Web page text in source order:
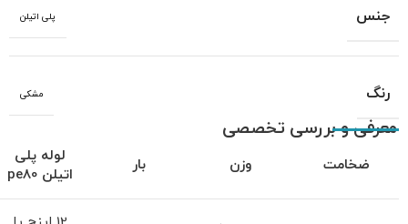
جنس پلی اتیلن
رنگ مشکی
معرفی و بررسی تخصصی
ضخامت وزن بار
لوله پلی
اتیلن pe80